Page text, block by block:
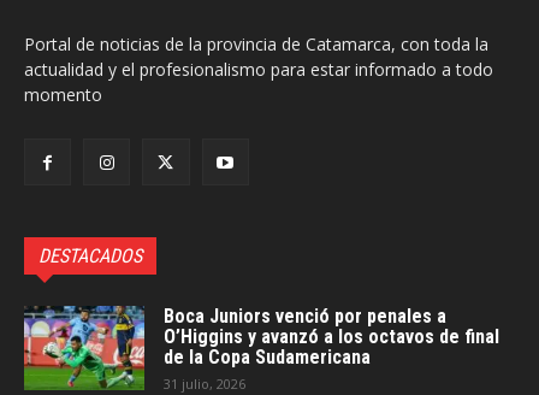
Portal de noticias de la provincia de Catamarca, con toda la
actualidad y el profesionalismo para estar informado a todo
momento
DESTACADOS
Boca Juniors venció por penales a
O’Higgins y avanzó a los octavos de final
de la Copa Sudamericana
31 julio, 2026